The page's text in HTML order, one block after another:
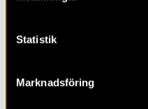
Statistik
Marknadsföring